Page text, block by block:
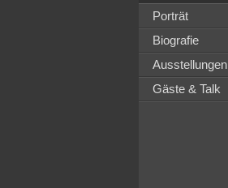
Porträt
Biografie
Ausstellungen
Gäste & Talk